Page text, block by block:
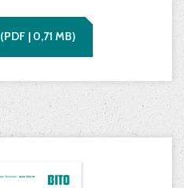
(PDF | 0,71 MB)